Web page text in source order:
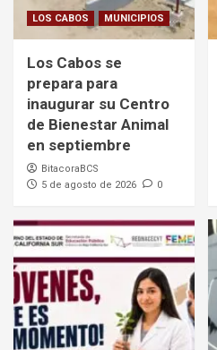
LOS CABOS MUNICIPIOS
Los Cabos se
prepara para
inaugurar su Centro
de Bienestar Animal
en septiembre
BitacoraBCS
5 de agosto de 2026
0